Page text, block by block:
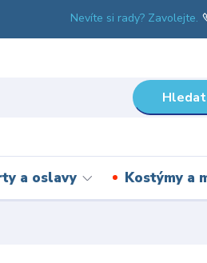
Hledat
Nevíte si rady? Zavolejte.
a oslavy Kostýmy a